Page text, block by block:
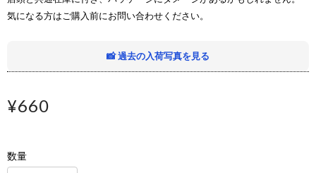
気になる方はご購入前にお問い合わせください。
📸 過去の入荷写真を見る
¥660
数量